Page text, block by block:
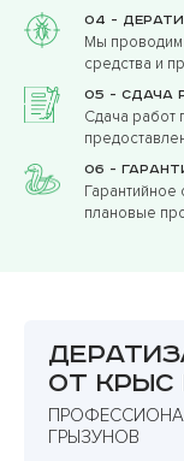
04 -
Мы
средства и
05 - Сдача
Сдача работ
06 -
Гарантийное
плановые
от
ГРЫЗУНОВ